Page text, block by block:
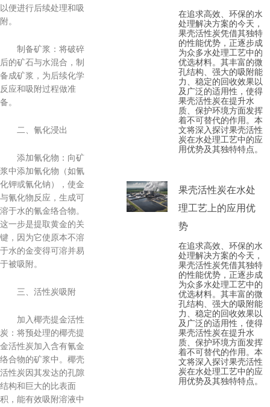
以便进行后续处理和吸
附。
制备矿浆：将破碎
后的矿石与水混合，制
备成矿浆，为后续化学
反应和吸附过程做准
备。
二、氰化浸出
添加氰化物：向矿
浆中添加氰化物（如氰
化钾或氰化钠），使金
与氰化物反应，生成可
溶于水的氰金络合物。
这一步是提取黄金的关
键，因为它使原本不溶
于水的金变得可溶并易
于被吸附。
三、活性炭吸附
加入椰壳提金活性
炭：将预处理的椰壳提
金活性炭加入含有氰金
络合物的矿浆中。椰壳
活性炭因其发达的孔隙
结构和巨大的比表面
积，能有效吸附溶液中
在追求高效、环保的水
处理解决方案的今天，
果壳活性炭凭借其独特
的性能优势，正逐步成
为众多水处理工艺中的
优选材料。其丰富的微
孔结构、强大的吸附能
力、稳定的回收效果以
及广泛的适用性，使得
果壳活性炭在提升水
质、保护环境方面发挥
着不可替代的作用。本
文将深入探讨果壳活性
炭在水处理工艺中的应
用优势及其独特特点。
果壳活性炭在水处
理工艺上的应用优
势
在追求高效、环保的水
处理解决方案的今天，
果壳活性炭凭借其独特
的性能优势，正逐步成
为众多水处理工艺中的
优选材料。其丰富的微
孔结构、强大的吸附能
力、稳定的回收效果以
及广泛的适用性，使得
果壳活性炭在提升水
质、保护环境方面发挥
着不可替代的作用。本
文将深入探讨果壳活性
炭在水处理工艺中的应
用优势及其独特特点。